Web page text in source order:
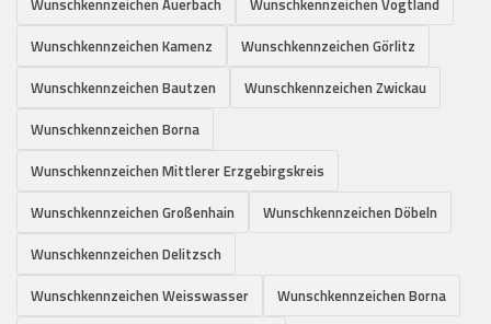
Wunschkennzeichen Kamenz
Wunschkennzeichen Görlitz
Wunschkennzeichen Bautzen
Wunschkennzeichen Zwickau
Wunschkennzeichen Borna
Wunschkennzeichen Mittlerer Erzgebirgskreis
Wunschkennzeichen Großenhain
Wunschkennzeichen Döbeln
Wunschkennzeichen Delitzsch
Wunschkennzeichen Weisswasser
Wunschkennzeichen Borna